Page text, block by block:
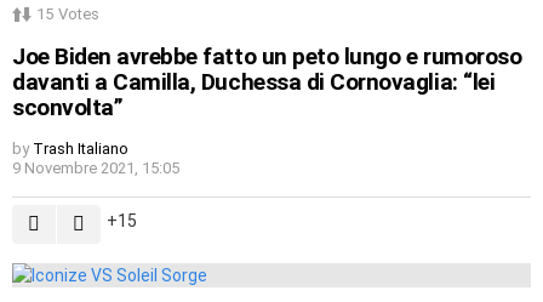
15 Votes
Joe Biden avrebbe fatto un peto lungo e rumoroso
davanti a Camilla, Duchessa di Cornovaglia: “lei
sconvolta”
by Trash Italiano
9 Novembre 2021, 15:05
15